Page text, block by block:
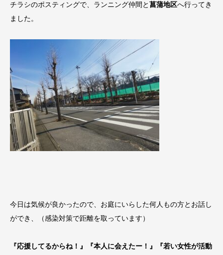
チラシのポスティングで、ランニング仲間と菖蒲地区へ行ってき
ました。
今日は気候が良かったので、お庭にいらした何人もの方とお話し
ができ、（感染対策で距離を取っています）
『応援してるからね！』『本人に会えたー！』『若い女性が活動